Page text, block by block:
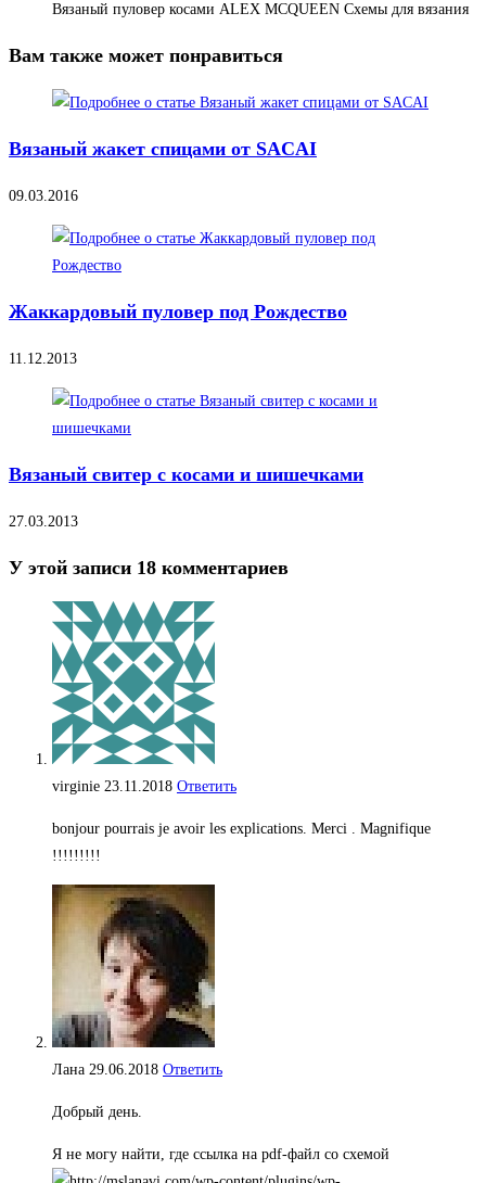
Вязаный пуловер косами ALEX MCQUEEN Схемы для вязания
Вам также может понравиться
Вязаный жакет спицами от SACAI
09.03.2016
Жаккардовый пуловер под Рождество
11.12.2013
Вязаный свитер с косами и шишечками
27.03.2013
У этой записи 18 комментариев
virginie 23.11.2018 Ответить
bonjour pourrais je avoir les explications. Merci . Magnifique
!!!!!!!!!
Лана 29.06.2018 Ответить
Добрый день.
Я не могу найти, где ссылка на pdf-файл со схемой